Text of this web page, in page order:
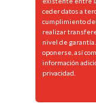
ceder datos a
cumplimiento
realizar
nivel de
oponerse, así
información
privacidad.